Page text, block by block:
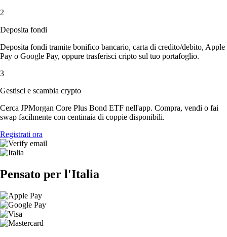
2
Deposita fondi
Deposita fondi tramite bonifico bancario, carta di credito/debito, Apple
Pay o Google Pay, oppure trasferisci cripto sul tuo portafoglio.
3
Gestisci e scambia crypto
Cerca JPMorgan Core Plus Bond ETF nell'app. Compra, vendi o fai
swap facilmente con centinaia di coppie disponibili.
Registrati ora
Pensato per l'Italia